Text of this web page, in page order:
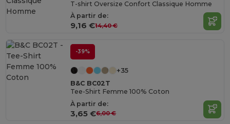
T-shirt Oversize Confort Classique Homme
À partir de:
9,16 €14,40 €
-39%
+35
B&C BC02T
Tee-Shirt Femme 100% Coton
À partir de:
3,65 €6,00 €